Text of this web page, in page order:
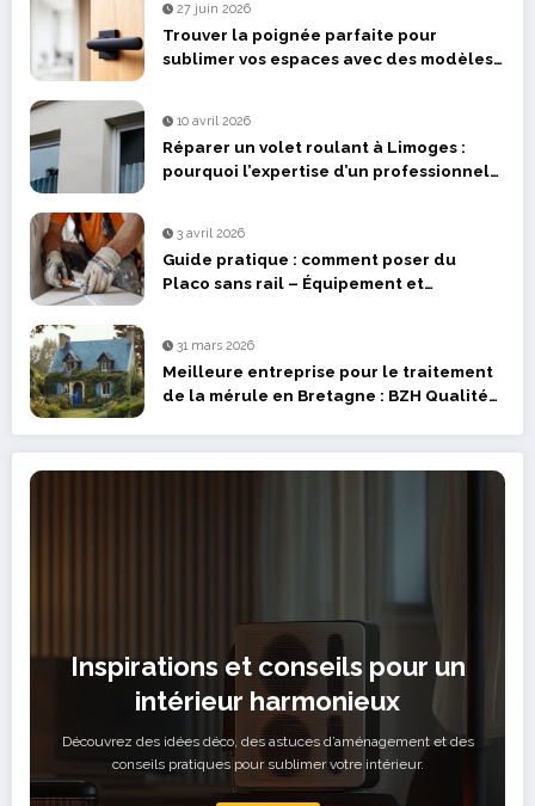
27 juin 2026
Trouver la poignée parfaite pour
sublimer vos espaces avec des modèles
10 avril 2026
Réparer un volet roulant à Limoges :
pourquoi l’expertise d’un professionnel
3 avril 2026
Guide pratique : comment poser du
Placo sans rail – Équipement et
31 mars 2026
Meilleure entreprise pour le traitement
de la mérule en Bretagne : BZH Qualité
Inspirations et conseils pour un
intérieur harmonieux
Découvrez des idées déco, des astuces d’aménagement et des
conseils pratiques pour sublimer votre intérieur.